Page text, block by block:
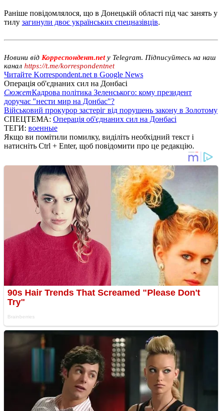
Раніше повідомлялося, що в Донецькій області під час занять у
тилу загинули двоє українських спецназівців.
Новини від Корреспондент.netу Telegram. Підписуйтесь на наш
канал https://t.me/korrespondentnet
Читайте Korrespondent.net в Google News
Операція об'єднаних сил на Донбасі
СюжетКадрова політика Зеленського: кому президент
доручає "нести мир на Донбас"?
Військовий прокурор застеріг від порушень закону в Золотому
СПЕЦТЕМА: Операція об'єднаних сил на Донбасі
ТЕГИ: военные
Якщо ви помітили помилку, виділіть необхідний текст і
натисніть Ctrl + Enter, щоб повідомити про це редакцію.